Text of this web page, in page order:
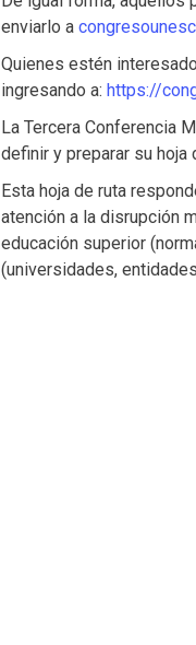
enviarlo a
Quienes estén
ingresando a: https://
La Tercera Conferencia
definir y preparar su hoja
Esta hoja de ruta
atención a la disrupción
educación superior
(universidades,